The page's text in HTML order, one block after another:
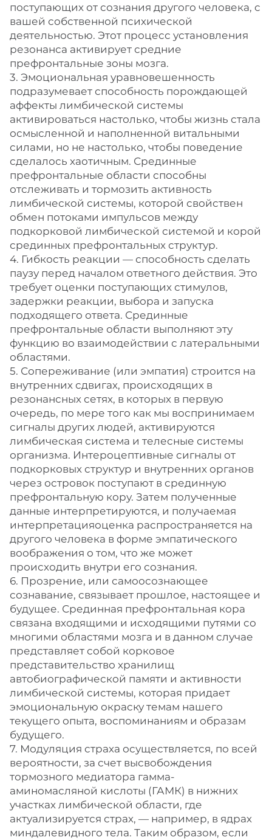
поступающих от сознания другого человека, с
вашей собственной психической
деятельностью. Этот процесс установления
резонанса активирует средние
префронтальные зоны мозга.
3. Эмоциональная уравновешенность
подразумевает способность порождающей
аффекты лимбической системы
активироваться настолько, чтобы жизнь стала
осмысленной и наполненной витальными
силами, но не настолько, чтобы поведение
сделалось хаотичным. Срединные
префронтальные области способны
отслеживать и тормозить активность
лимбической системы, которой свойствен
обмен потоками импульсов между
подкорковой лимбической системой и корой
срединных префронтальных структур.
4. Гибкость реакции — способность сделать
паузу перед началом ответного действия. Это
требует оценки поступающих стимулов,
задержки реакции, выбора и запуска
подходящего ответа. Срединные
префронтальные области выполняют эту
функцию во взаимодействии с латеральными
областями.
5. Сопереживание (или эмпатия) строится на
внутренних сдвигах, происходящих в
резонансных сетях, в которых в первую
очередь, по мере того как мы воспринимаем
сигналы других людей, активируются
лимбическая система и телесные системы
организма. Интероцептивные сигналы от
подкорковых структур и внутренних органов
через островок поступают в срединную
префронтальную кору. Затем полученные
данные интерпретируются, и получаемая
интерпретацияоценка распространяется на
другого человека в форме эмпатического
воображения о том, что же может
происходить внутри его сознания.
6. Прозрение, или самоосознающее
сознавание, связывает прошлое, настоящее и
будущее. Срединная префронтальная кора
связана входящими и исходящими путями со
многими областями мозга и в данном случае
представляет собой корковое
представительство хранилищ
автобиографической памяти и активности
лимбической системы, которая придает
эмоциональную окраску темам нашего
текущего опыта, воспоминаниям и образам
будущего.
7. Модуляция страха осуществляется, по всей
вероятности, за счет высвобождения
тормозного медиатора гамма-
аминомасляной кислоты (ГАМК) в нижних
участках лимбической области, где
актуализируется страх, — например, в ядрах
миндалевидного тела. Таким образом, если